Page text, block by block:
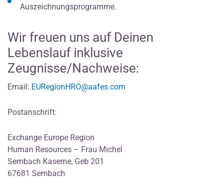
Auszeichnungsprogramme.
Wir freuen uns auf Deinen
Lebenslauf inklusive
Zeugnisse/Nachweise:
Email: EURegionHRO@aafes.com
Postanschrift:
Exchange Europe Region
Human Resources – Frau Michel
Sembach Kaserne, Geb 201
67681 Sembach